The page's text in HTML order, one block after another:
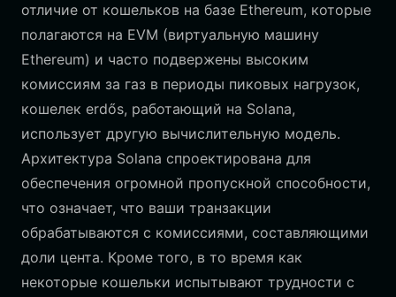
отличие от кошельков на базе Ethereum, которые
полагаются на EVM (виртуальную машину
Ethereum) и часто подвержены высоким
комиссиям за газ в периоды пиковых нагрузок,
кошелек erdős, работающий на Solana,
использует другую вычислительную модель.
Архитектура Solana спроектирована для
обеспечения огромной пропускной способности,
что означает, что ваши транзакции
обрабатываются с комиссиями, составляющими
доли цента. Кроме того, в то время как
некоторые кошельки испытывают трудности с